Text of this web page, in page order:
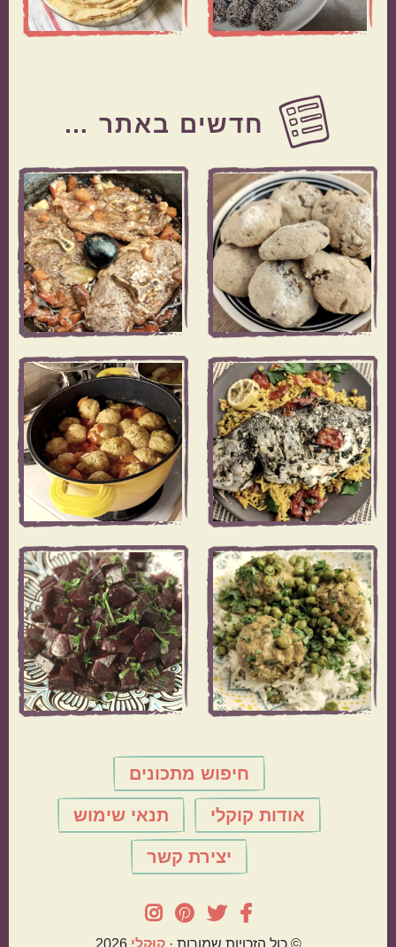
Before
Footer
חדשים באתר …
חיפוש מתכונים
אודות קוקלי תנאי שימוש
יצירת קשר
© כול הזכויות שמורות ·קוּקלִי 2026